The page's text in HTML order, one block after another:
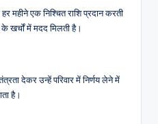
महीने एक निश्चित राशि प्रदान करती
खर्चों में मदद मिलती है।
देकर उन्हें परिवार में निर्णय लेने में
है।